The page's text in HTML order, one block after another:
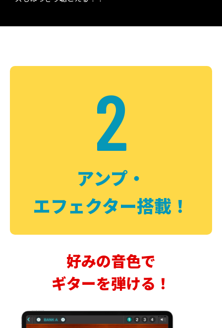
2
アンプ・
エフェクター搭載！
好みの音色で
ギターを弾ける！